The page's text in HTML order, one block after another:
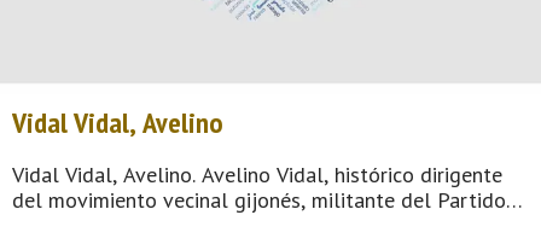
Vidal Vidal, Avelino
Vidal Vidal, Avelino. Avelino Vidal, histórico dirigente
del movimiento vecinal gijonés, militante del Partido